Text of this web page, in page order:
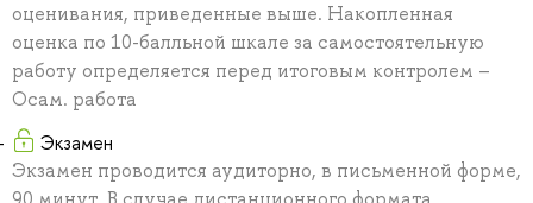
оценивания, приведенные выше. Накопленная
оценка по 10-балльной шкале за самостоятельную
работу определяется перед итоговым контролем –
Осам. работа
Экзамен
Экзамен проводится аудиторно, в письменной форме,